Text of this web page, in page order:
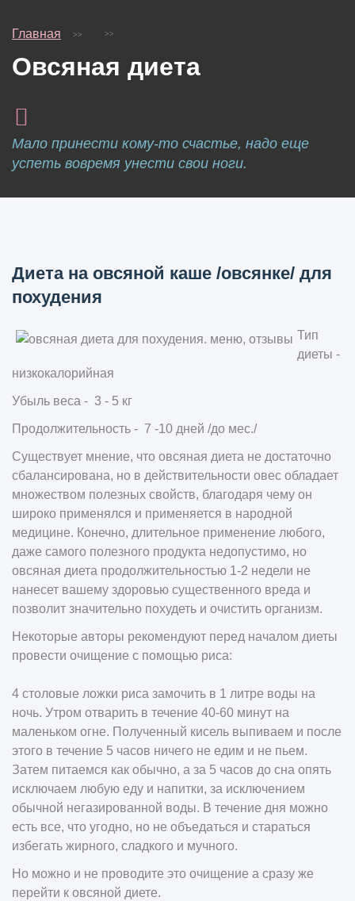
Главная
Овсяная диета
Мало принести кому-то счастье, надо еще
успеть вовремя унести свои ноги.
Диета на овсяной каше /овсянке/ для
похудения
Тип
диеты -
низкокалорийная
Убыль веса - 3 - 5 кг
Продолжительность - 7 -10 дней /до мес./
Существует мнение, что овсяная диета не достаточно
сбалансирована, но в действительности овес обладает
множеством полезных свойств, благодаря чему он
широко применялся и применяется в народной
медицине. Конечно, длительное применение любого,
даже самого полезного продукта недопустимо, но
овсяная диета продолжительностью 1-2 недели не
нанесет вашему здоровью существенного вреда и
позволит значительно похудеть и очистить организм.
Некоторые авторы рекомендуют перед началом диеты
провести очищение с помощью риса:
4 столовые ложки риса замочить в 1 литре воды на
ночь. Утром отварить в течение 40-60 минут на
маленьком огне. Полученный кисель выпиваем и после
этого в течение 5 часов ничего не едим и не пьем.
Затем питаемся как обычно, а за 5 часов до сна опять
исключаем любую еду и напитки, за исключением
обычной негазированной воды. В течение дня можно
есть все, что угодно, но не объедаться и стараться
избегать жирного, сладкого и мучного.
Но можно и не проводите это очищение а сразу же
перейти к овсяной диете.